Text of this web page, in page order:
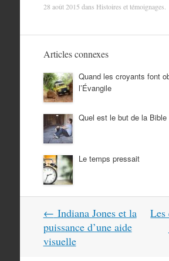
28 août 2015 dans Histoires et témoignages
Articles connexes
Quand les croyants font
l’Évangile
Quel est le but de la Bible
Le temps pressait
Navigation
dans
les
← Indiana Jones et la
puissance d’une aide
visuelle
Les